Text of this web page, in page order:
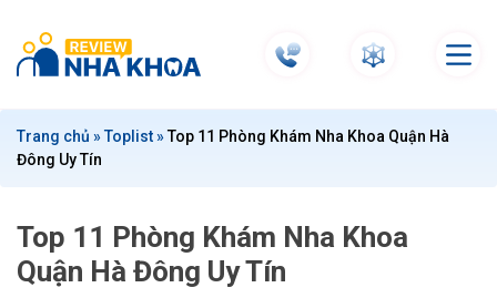
t
Trang chủ »Toplist»Top 11 Phòng Khám Nha Khoa Quận Hà
Đông Uy Tín
Top 11 Phòng Khám Nha Khoa
Quận Hà Đông Uy Tín